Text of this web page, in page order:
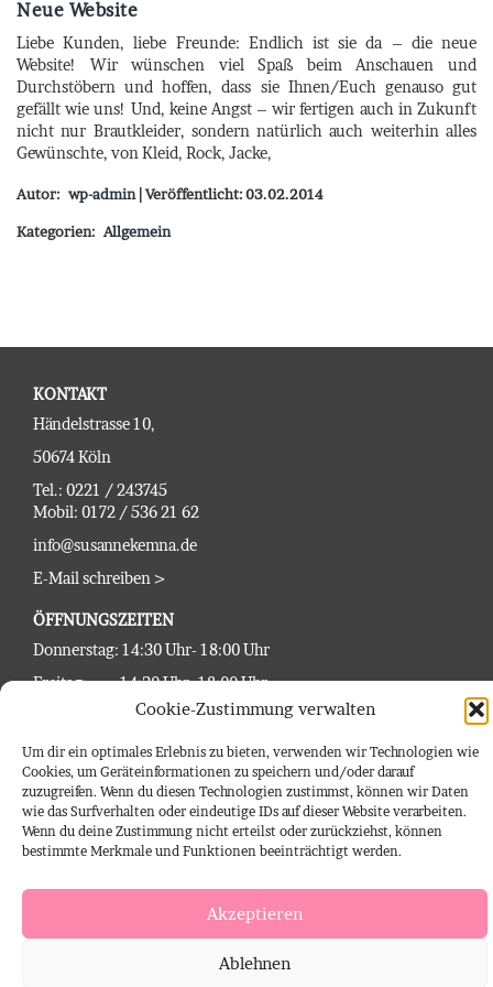
Cookie-Zustimmung verwalten
Um dir ein optimales Erlebnis zu bieten, verwenden wir Technologien wie
Cookies, um Geräteinformationen zu speichern und/oder darauf
zuzugreifen. Wenn du diesen Technologien zustimmst, können wir Daten
wie das Surfverhalten oder eindeutige IDs auf dieser Website verarbeiten.
Wenn du deine Zustimmung nicht erteilst oder zurückziehst, können
bestimmte Merkmale und Funktionen beeinträchtigt werden.
Akzeptieren
Ablehnen
Neue Website
Liebe Kunden, liebe Freunde: Endlich ist sie da – die neue
Website! Wir wünschen viel Spaß beim Anschauen und
Durchstöbern und hoffen, dass sie Ihnen/Euch genauso gut
gefällt wie uns! Und, keine Angst – wir fertigen auch in Zukunft
nicht nur Brautkleider, sondern natürlich auch weiterhin alles
Gewünschte, von Kleid, Rock, Jacke,
Autor: wp-admin | Veröffentlicht: 03.02.2014
Kategorien: Allgemein
KONTAKT
Händelstrasse 10,
50674 Köln
Tel.: 0221 / 243745
Mobil: 0172 / 536 21 62
info@susannekemna.de
E-Mail schreiben >
ÖFFNUNGSZEITEN
Donnerstag: 14:30 Uhr- 18:00 Uhr
Freitag: 14:30 Uhr- 18:00 Uhr
Samstag : 12:00 Uhr -15:30 Uhr
Zu individuellen Anfertigungen vereinbaren Sie bitte einen
unverbindlichen
Beratungstermin >
LINKS
Kontakt